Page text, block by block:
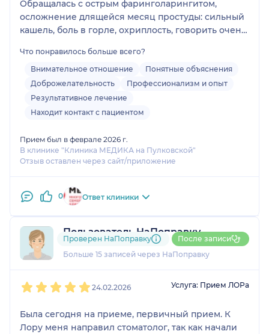
Обращалась с острым фаринголарингитом,
осложнение длящейся месяц простуды: сильный
кашель, боль в горле, охриплость, говорить очень
посмотреть связки - выполнить ларингоскопию.
Врач назначил лечение для горла и для носа
(чтобы восстановить слизистую после
длительного применения сосудосуживающих). С
носом лечение подошло идеально. С горлом
Евгений Анатольевич назначил новые препараты
и рекомендовал, к каким ещё специалистам
обратиться. Из анализов назначал только самое
Что понравилось больше всего?
Внимательное отношение
Понятные объяснения
Доброжелательность
Профессионализм и опыт
Результативное лечение
Находит контакт с пациентом
Прием был в феврале 2026 г.
В клинике "Клиника МЕДИКА на Пулковской"
Отзыв оставлен через сайт/приложение
0 Ответ клиники
Пользователь НаПоправку
6 отзывов
Больше 15 записей через НаПоправку
Проверен НаПоправку После записи
24.02.2026 Услуга: Прием ЛОРа
Была сегодня на приеме, первичный прием. К
Лору меня направил стоматолог, так как начали